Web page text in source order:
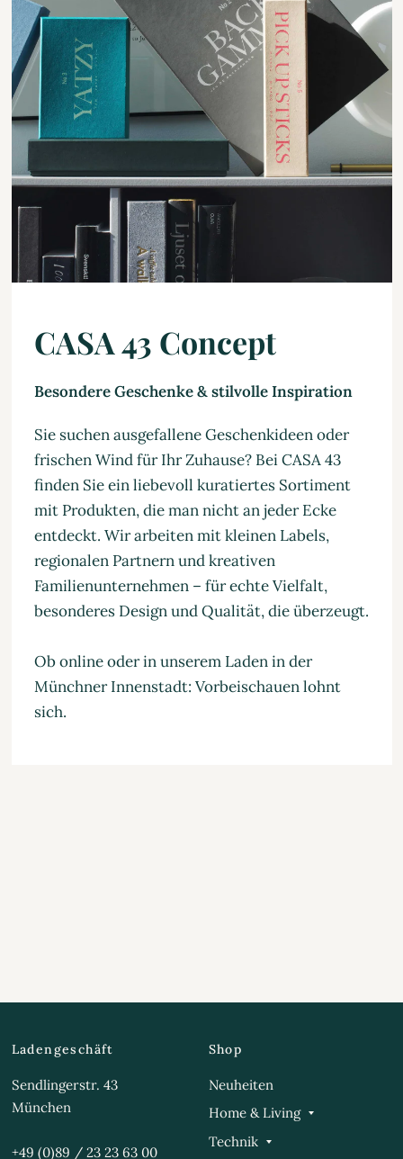
CASA 43 Concept
Besondere Geschenke & stilvolle Inspiration
Sie suchen ausgefallene Geschenkideen oder
frischen Wind für Ihr Zuhause? Bei CASA 43
finden Sie ein liebevoll kuratiertes Sortiment
mit Produkten, die man nicht an jeder Ecke
entdeckt. Wir arbeiten mit kleinen Labels,
regionalen Partnern und kreativen
Familienunternehmen – für echte Vielfalt,
besonderes Design und Qualität, die überzeugt.
Ob online oder in unserem Laden in der
Münchner Innenstadt: Vorbeischauen lohnt
sich.
Ladengeschäft
Sendlingerstr. 43
München
+49 (0)89 / 23 23 63 00
Shop
Neuheiten
Home & Living
Technik